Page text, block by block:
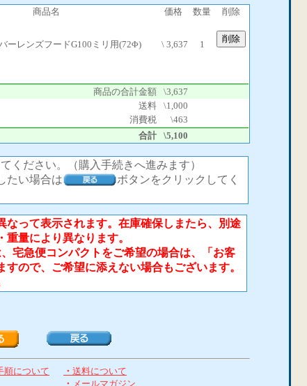
商品名 価格 数量 削除
ーレンズフードG100ミリ用(72Φ) \ 3,637 1
商品の合計金額
\3,637
送料
\1,000
消費税
\463
合計
\5,100
ください。（購入手続きへ進みます）
たい場合は
ボタンをクリックしてく
って表示されます。在庫確保しまたら、別途
量により異なります。
宅急便コンパクトをご希望の場合は、「お客
ので、ご希望に添えない場合もございます。
順について ・ 送料について
・ メールマガジン